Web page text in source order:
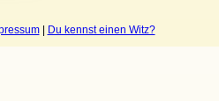
| Du kennst einen Witz?